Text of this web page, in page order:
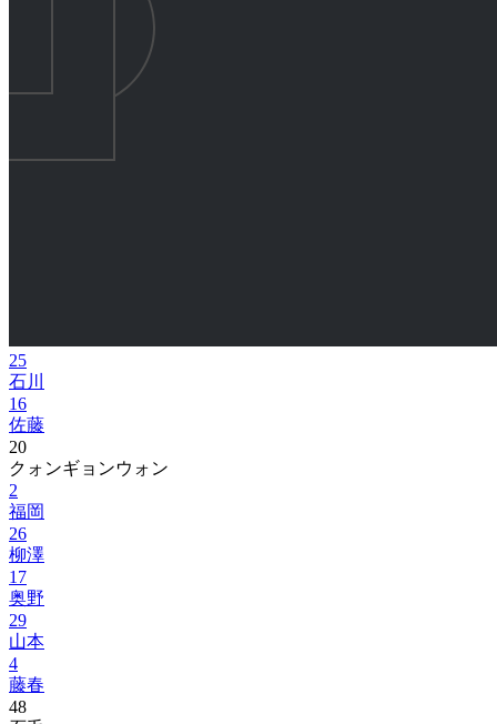
25
石川
16
佐藤
20
クォンギョンウォン
2
福岡
26
柳澤
17
奥野
29
山本
4
藤春
48